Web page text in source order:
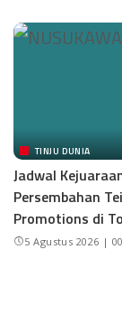
TINJU DUNIA
Jadwal
Persembahan
Promotions di
5 Agustus 2026 |